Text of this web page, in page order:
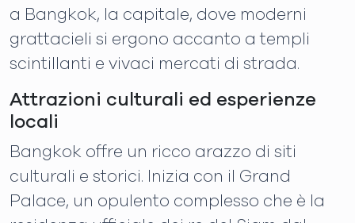
a Bangkok, la capitale, dove moderni
grattacieli si ergono accanto a templi
scintillanti e vivaci mercati di strada.
Attrazioni culturali ed esperienze
locali
Bangkok offre un ricco arazzo di siti
culturali e storici. Inizia con il Grand
Palace, un opulento complesso che è la